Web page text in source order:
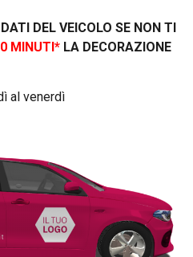
DEL VEICOLO SE NON TI
MINUTI* LA DECORAZIONE
al venerdì